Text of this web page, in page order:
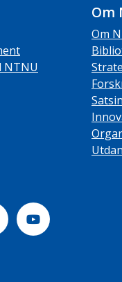
NTNU
Om
Om
Youtube